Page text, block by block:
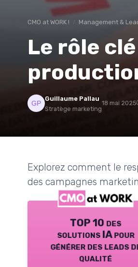
CMO at WORK ! Management &
Le rôle
Guillaume Pallau
Stratège marketing
18 mai 2025
Explorez comment le
des campagnes
TOP 10 des
solutions IA pour
générer des leads
qualité